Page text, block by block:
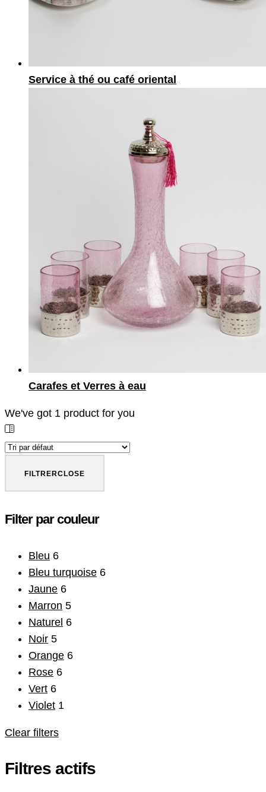
Service à thé ou café oriental
Carafes et Verres à eau
We've got 1 product for you
FILTRERCLOSE
Filter par couleur
Bleu 6
Bleu turquoise 6
Jaune 6
Marron 5
Naturel 6
Noir 5
Orange 6
Rose 6
Vert 6
Violet 1
Clear filters
Filtres actifs